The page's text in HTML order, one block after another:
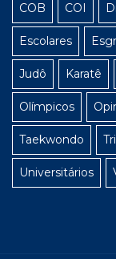
COB COI
Escolares
Judô Karatê
Olímpicos
Taekwondo
Universitários